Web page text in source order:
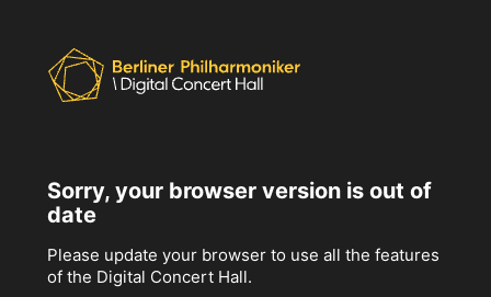
Sorry, your browser version is out of
date
Please update your browser to use all the features
of the Digital Concert Hall.